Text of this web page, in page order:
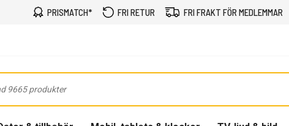
PRISMATCH* FRI RETUR FRI FRAKT FÖR MEDLEMMAR